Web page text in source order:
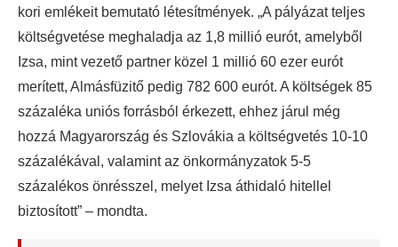
kori emlékeit bemutató létesítmények. „A pályázat teljes
költségvetése meghaladja az 1,8 millió eurót, amelyből
Izsa, mint vezető partner közel 1 millió 60 ezer eurót
merített, Almásfüzitő pedig 782 600 eurót. A költségek 85
százaléka uniós forrásból érkezett, ehhez járul még
hozzá Magyarország és Szlovákia a költségvetés 10-10
százalékával, valamint az önkormányzatok 5-5
százalékos önrésszel, melyet Izsa áthidaló hitellel
biztosított” – mondta.